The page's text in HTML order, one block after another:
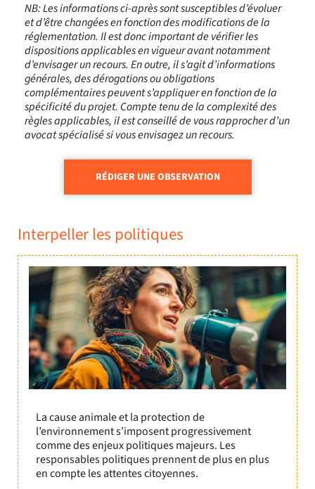
NB: Les informations ci-après sont susceptibles d’évoluer
et d’être changées en fonction des modifications de la
réglementation. Il est donc important de vérifier les
dispositions applicables en vigueur avant notamment
d’envisager un recours. En outre, il s’agit d’informations
générales, des dérogations ou obligations
complémentaires peuvent s’appliquer en fonction de la
spécificité du projet. Compte tenu de la complexité des
règles applicables, il est conseillé de vous rapprocher d’un
avocat spécialisé si vous envisagez un recours.
RÉDIGER UNE OBSERVATION
Interpeller les politiques
La cause animale et la protection de
l’environnement s’imposent progressivement
comme des enjeux politiques majeurs. Les
responsables politiques prennent de plus en plus
en compte les attentes citoyennes.